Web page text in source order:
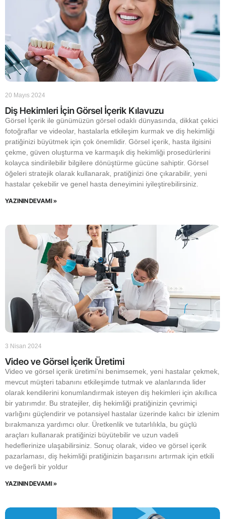
20 Mayıs 2024
Diş Hekimleri İçin Görsel İçerik Kılavuzu
Görsel İçerik ile günümüzün görsel odaklı dünyasında, dikkat çekici
fotoğraflar ve videolar, hastalarla etkileşim kurmak ve diş hekimliği
pratiğinizi büyütmek için çok önemlidir. Görsel içerik, hasta ilgisini
çekme, güven oluşturma ve karmaşık diş hekimliği prosedürlerini
kolayca sindirilebilir bilgilere dönüştürme gücüne sahiptir. Görsel
öğeleri stratejik olarak kullanarak, pratiğinizi öne çıkarabilir, yeni
hastalar çekebilir ve genel hasta deneyimini iyileştirebilirsiniz.
YAZININ DEVAMI »
3 Nisan 2024
Video ve Görsel İçerik Üretimi
Video ve görsel içerik üretimi’ni benimsemek, yeni hastalar çekmek,
mevcut müşteri tabanını etkileşimde tutmak ve alanlarında lider
olarak kendilerini konumlandırmak isteyen diş hekimleri için akıllıca
bir yatırımdır. Bu stratejiler, diş hekimliği pratiğinizin çevrimiçi
varlığını güçlendirir ve potansiyel hastalar üzerinde kalıcı bir izlenim
bırakmanıza yardımcı olur. Üretkenlik ve tutarlılıkla, bu güçlü
araçları kullanarak pratiğinizi büyütebilir ve uzun vadeli
hedeflerinize ulaşabilirsiniz. Sonuç olarak, video ve görsel içerik
pazarlaması, diş hekimliği pratiğinizin başarısını artırmak için etkili
ve değerli bir yoldur
YAZININ DEVAMI »